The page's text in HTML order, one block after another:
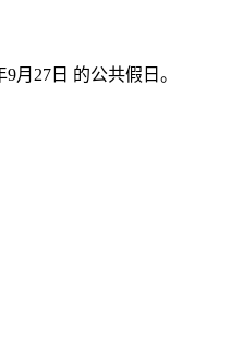
月27日 的公共假日。